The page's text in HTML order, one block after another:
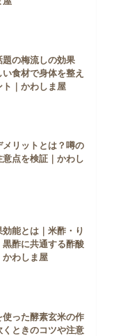
題の梅流しの効果
い食材で身体を整え
ト｜かわしま屋
メリットとは？噂の
意点を検証｜かわし
効能とは｜米酢・り
黒酢に共通する酢酸
かわしま屋
使った酵素玄米の作
くときのコツや注意